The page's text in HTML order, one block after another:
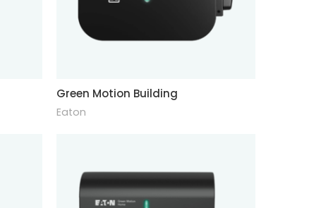
Green Motion Building
Eaton